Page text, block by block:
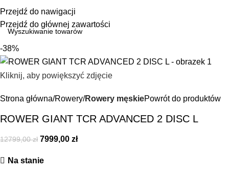
Przejdź do nawigacji
Przejdź do głównej zawartości
-38%
Kliknij, aby powiększyć zdjęcie
Strona główna Rowery Rowery męskiePowrót do produktów
ROWER GIANT TCR ADVANCED 2 DISC L
12799,00zł 7999,00 zł
Na stanie